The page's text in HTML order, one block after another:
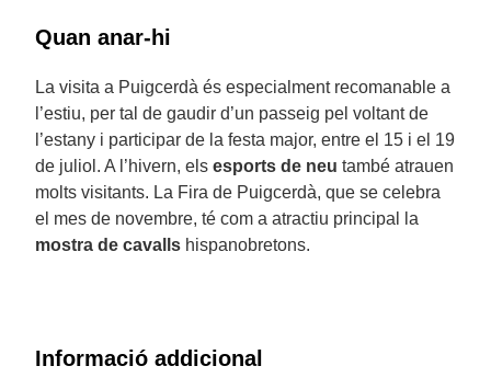
Quan anar-hi
La visita a Puigcerdà és especialment recomanable a
l’estiu, per tal de gaudir d’un passeig pel voltant de
l’estany i participar de la festa major, entre el 15 i el 19
de juliol. A l’hivern, els esports de neu també atrauen
molts visitants. La Fira de Puigcerdà, que se celebra
el mes de novembre, té com a atractiu principal la
mostra de cavalls hispanobretons.
Informació addicional